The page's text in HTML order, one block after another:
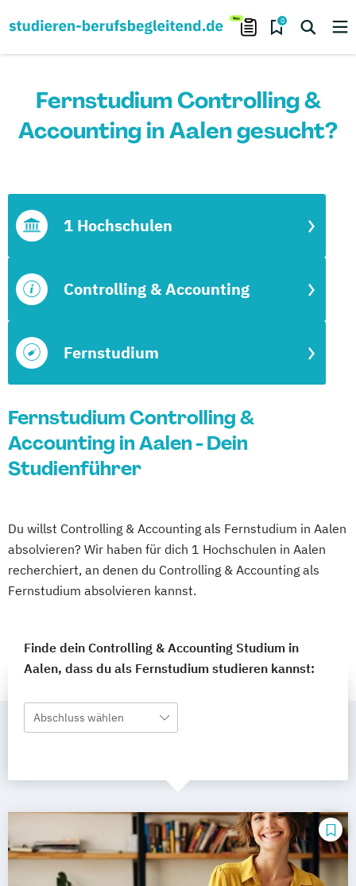
0
Fernstudium Controlling &
Accounting in Aalen gesucht?
Fernstudium
Controlling & Accounting
1 Hochschulen
Fernstudium Controlling &
Accounting in Aalen - Dein
Studienführer
Du willst Controlling & Accounting als Fernstudium in Aalen
absolvieren? Wir haben für dich 1 Hochschulen in Aalen
recherchiert, an denen du Controlling & Accounting als
Fernstudium absolvieren kannst.
Finde dein Controlling & Accounting Studium in
Aalen, dass du als Fernstudium studieren kannst:
Abschluss wählen